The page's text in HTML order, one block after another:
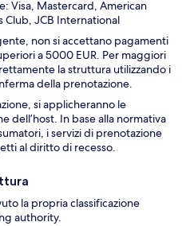
Visa, Mastercard, American
Club, JCB International
non si accettano pagamenti
a 5000 EUR. Per maggiori
la struttura utilizzando i
della prenotazione.
si applicheranno le
dell’host. In base alla normativa
i servizi di prenotazione
al diritto di recesso.
la propria classificazione
authority.